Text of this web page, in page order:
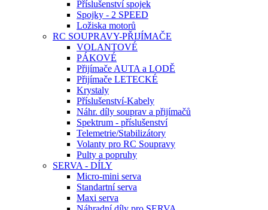
Příslušenství spojek
Spojky - 2 SPEED
Ložiska motorů
RC SOUPRAVY-PŘIJÍMAČE
VOLANTOVÉ
PÁKOVÉ
Přijímače AUTA a LODĚ
Přijímače LETECKÉ
Krystaly
Příslušenství-Kabely
Náhr. díly souprav a přijímačů
Spektrum - příslušenství
Telemetrie/Stabilizátory
Volanty pro RC Soupravy
Pulty a popruhy
SERVA - DÍLY
Micro-mini serva
Standartní serva
Maxi serva